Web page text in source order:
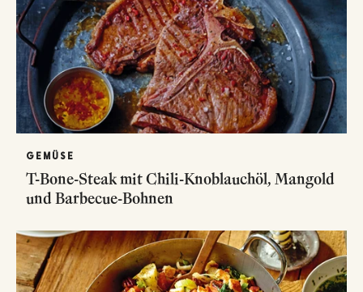
GEMÜSE
T-Bone-Steak mit Chili-Knoblauchöl, Mangold
und Barbecue-Bohnen